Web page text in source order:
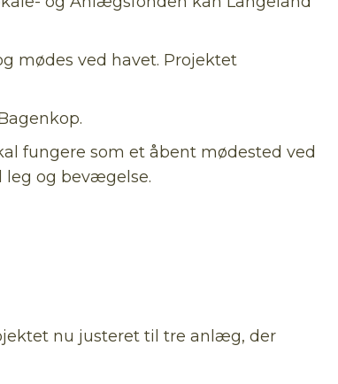
mødes ved havet. Projektet
fungere som et åbent mødested ved
leg og bevægelse.
nu justeret til tre anlæg, der